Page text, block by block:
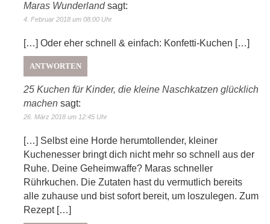
Maras Wunderland sagt:
4. Februar 2018 um 08:00 Uhr
[…] Oder eher schnell & einfach: Konfetti-Kuchen […]
ANTWORTEN
25 Kuchen für Kinder, die kleine Naschkatzen glücklich
machen sagt:
26. März 2018 um 12:45 Uhr
[…] Selbst eine Horde herumtollender, kleiner
Kuchenesser bringt dich nicht mehr so schnell aus der
Ruhe. Deine Geheimwaffe? Maras schneller
Rührkuchen. Die Zutaten hast du vermutlich bereits
alle zuhause und bist sofort bereit, um loszulegen. Zum
Rezept […]